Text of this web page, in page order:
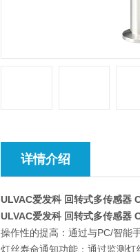
详情介绍
ULVAC爱发科 回转式多传感器
ULVAC爱发科 回转式多传感器
操作性的提高：通过与PC/智能
灯丝寿命通知功能：通过监测灯